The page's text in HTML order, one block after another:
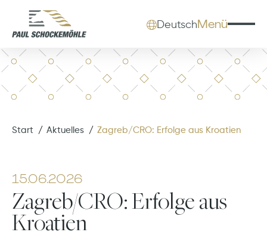
DeutschMenü
Start Aktuelles Zagreb/CRO: Erfolge aus Kroatien
15.06.2026
Zagreb/CRO: Erfolge aus
Kroatien